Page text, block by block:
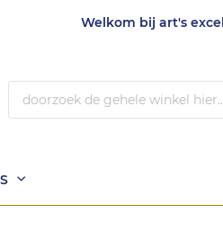
Welkom bij art's